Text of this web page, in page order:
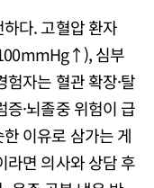
다. 고혈압 환자
심부
험자는 혈관 확장·탈
증·뇌졸중 위험이 급
이유로 삼가는 게
라면 의사와 상담 후